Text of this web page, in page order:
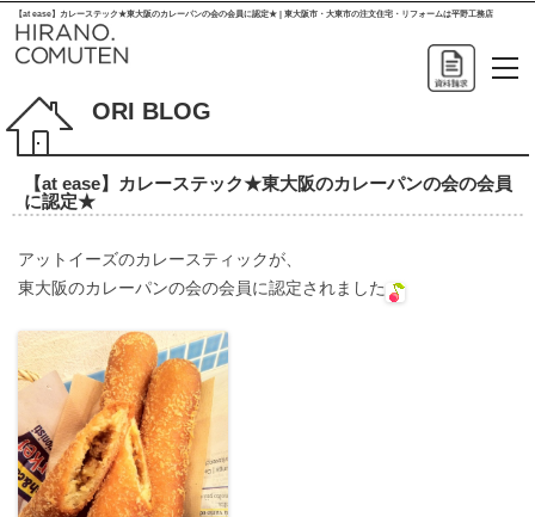
【at ease】カレーステック★東大阪のカレーパンの会の会員に認定★ | 東大阪市・大東市の注文住宅・リフォームは平野工務店
ORI BLOG
【at ease】カレーステック★東大阪のカレーパンの会の会員
に認定★
アットイーズのカレースティックが、
東大阪のカレーパンの会の会員に認定されました